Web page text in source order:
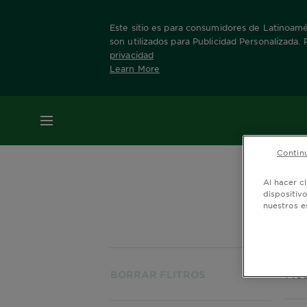
Este sitio es para consumidores de
son utilizados para Publicidad
privacidad
Learn More
MENÚ
Home Productos
Al hacer
nuestros